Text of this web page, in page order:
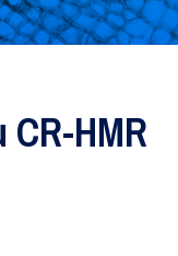
HMR